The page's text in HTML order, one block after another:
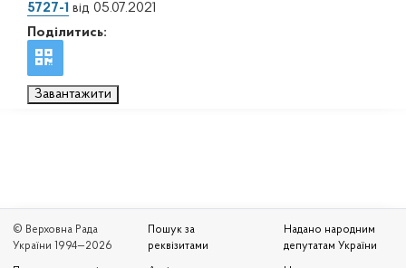
5727-1 від 05.07.2021
Поділитись:
Завантажити
© Верховна Рада
України 1994—2026
Пошук за
реквізитами
Надано народним
депутатам України